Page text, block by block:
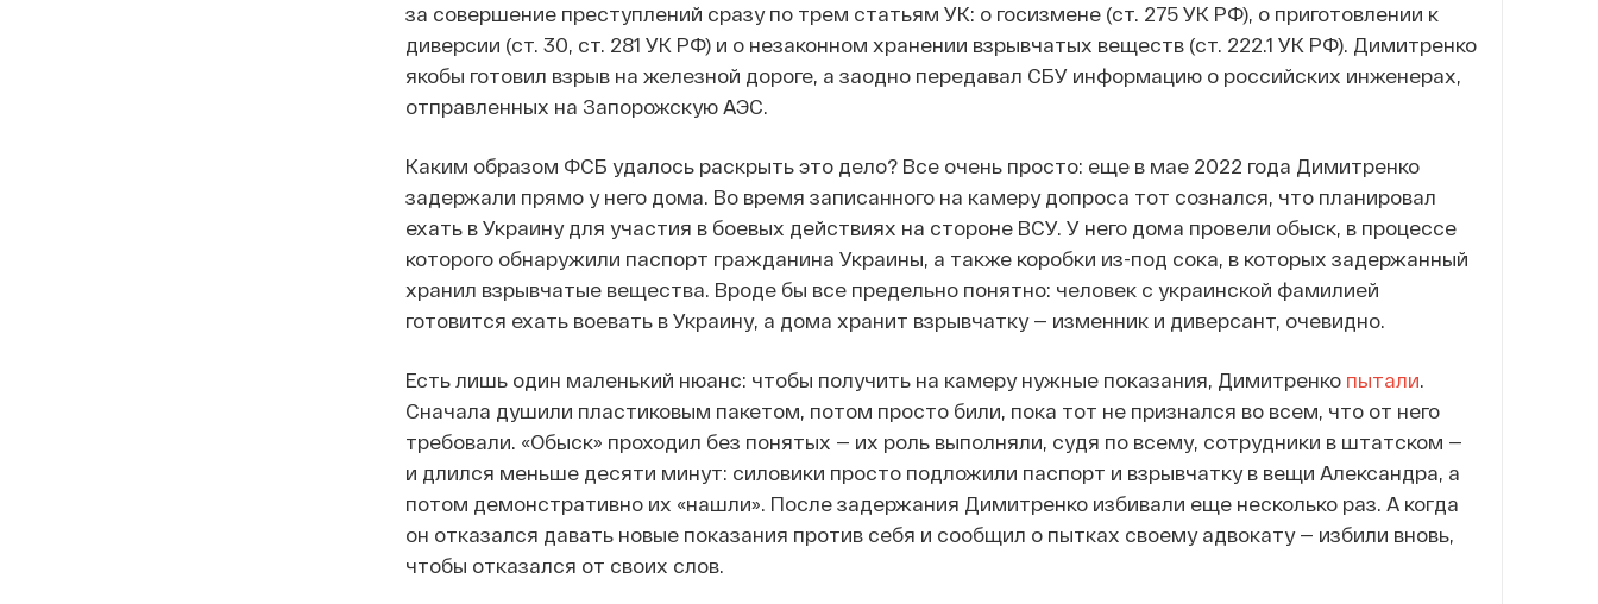
за совершение преступлений сразу по трем статьям УК: о госизмене (ст. 275 УК РФ), о приготовлении к
диверсии (ст. 30, ст. 281 УК РФ) и о незаконном хранении взрывчатых веществ (ст. 222.1 УК РФ). Димитренко
якобы готовил взрыв на железной дороге, а заодно передавал СБУ информацию о российских инженерах,
отправленных на Запорожскую АЭС.
Каким образом ФСБ удалось раскрыть это дело? Все очень просто: еще в мае 2022 года Димитренко
задержали прямо у него дома. Во время записанного на камеру допроса тот сознался, что планировал
ехать в Украину для участия в боевых действиях на стороне ВСУ. У него дома провели обыск, в процессе
которого обнаружили паспорт гражданина Украины, а также коробки из-под сока, в которых задержанный
хранил взрывчатые вещества. Вроде бы все предельно понятно: человек с украинской фамилией
готовится ехать воевать в Украину, а дома хранит взрывчатку — изменник и диверсант, очевидно.
Есть лишь один маленький нюанс: чтобы получить на камеру нужные показания, Димитренко пытали.
Сначала душили пластиковым пакетом, потом просто били, пока тот не признался во всем, что от него
требовали. «Обыск» проходил без понятых — их роль выполняли, судя по всему, сотрудники в штатском —
и длился меньше десяти минут: силовики просто подложили паспорт и взрывчатку в вещи Александра, а
потом демонстративно их «нашли». После задержания Димитренко избивали еще несколько раз. А когда
он отказался давать новые показания против себя и сообщил о пытках своему адвокату — избили вновь,
чтобы отказался от своих слов.